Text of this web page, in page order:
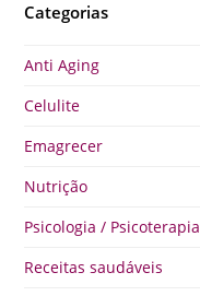
Categorias
Anti Aging
Celulite
Emagrecer
Nutrição
Psicologia / Psicoterapia
Receitas saudáveis